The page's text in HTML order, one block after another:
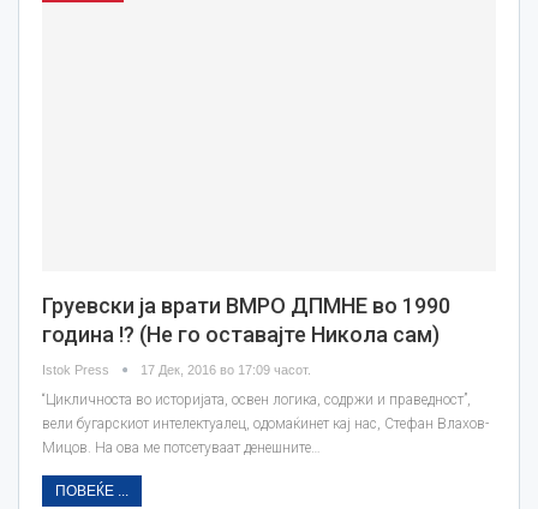
Груевски ја врати ВМРО ДПМНЕ во 1990
година !? (Не го оставајте Никола сам)
Istok Press 17 Дек, 2016 во 17:09 часот.
“Цикличноста во историјата, освен логика, содржи и праведност”,
вели бугарскиот интелектуалец, одомаќинет кај нас, Стефан Влахов-
Мицов. На ова ме потсетуваат денешните…
ПОВЕЌЕ ...